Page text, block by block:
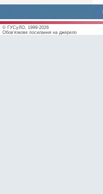
© ГУСуЛО, 1999-2026
Обов'язкове посилання на джерело